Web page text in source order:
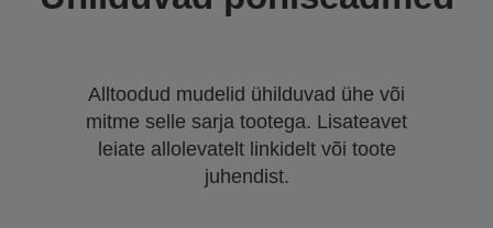
Alltoodud mudelid ühilduvad ühe või
mitme selle sarja tootega. Lisateavet
leiate allolevatelt linkidelt või toote
juhendist.